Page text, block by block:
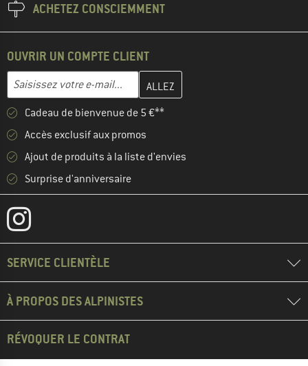
ACHETEZ CONSCIEMMENT
OUVRIR UN COMPTE CLIENT
Adresse e-mail
Entrez votre adresse e-mail ici et créez votre compte client à la
Cadeau de bienvenue de 5 €**
Accès exclusif aux promos
Ajout de produits à la liste d'envies
Surprise d'anniversaire
SERVICE CLIENTÈLE
À PROPOS DES ALPINISTES
RÉVOQUER LE CONTRAT